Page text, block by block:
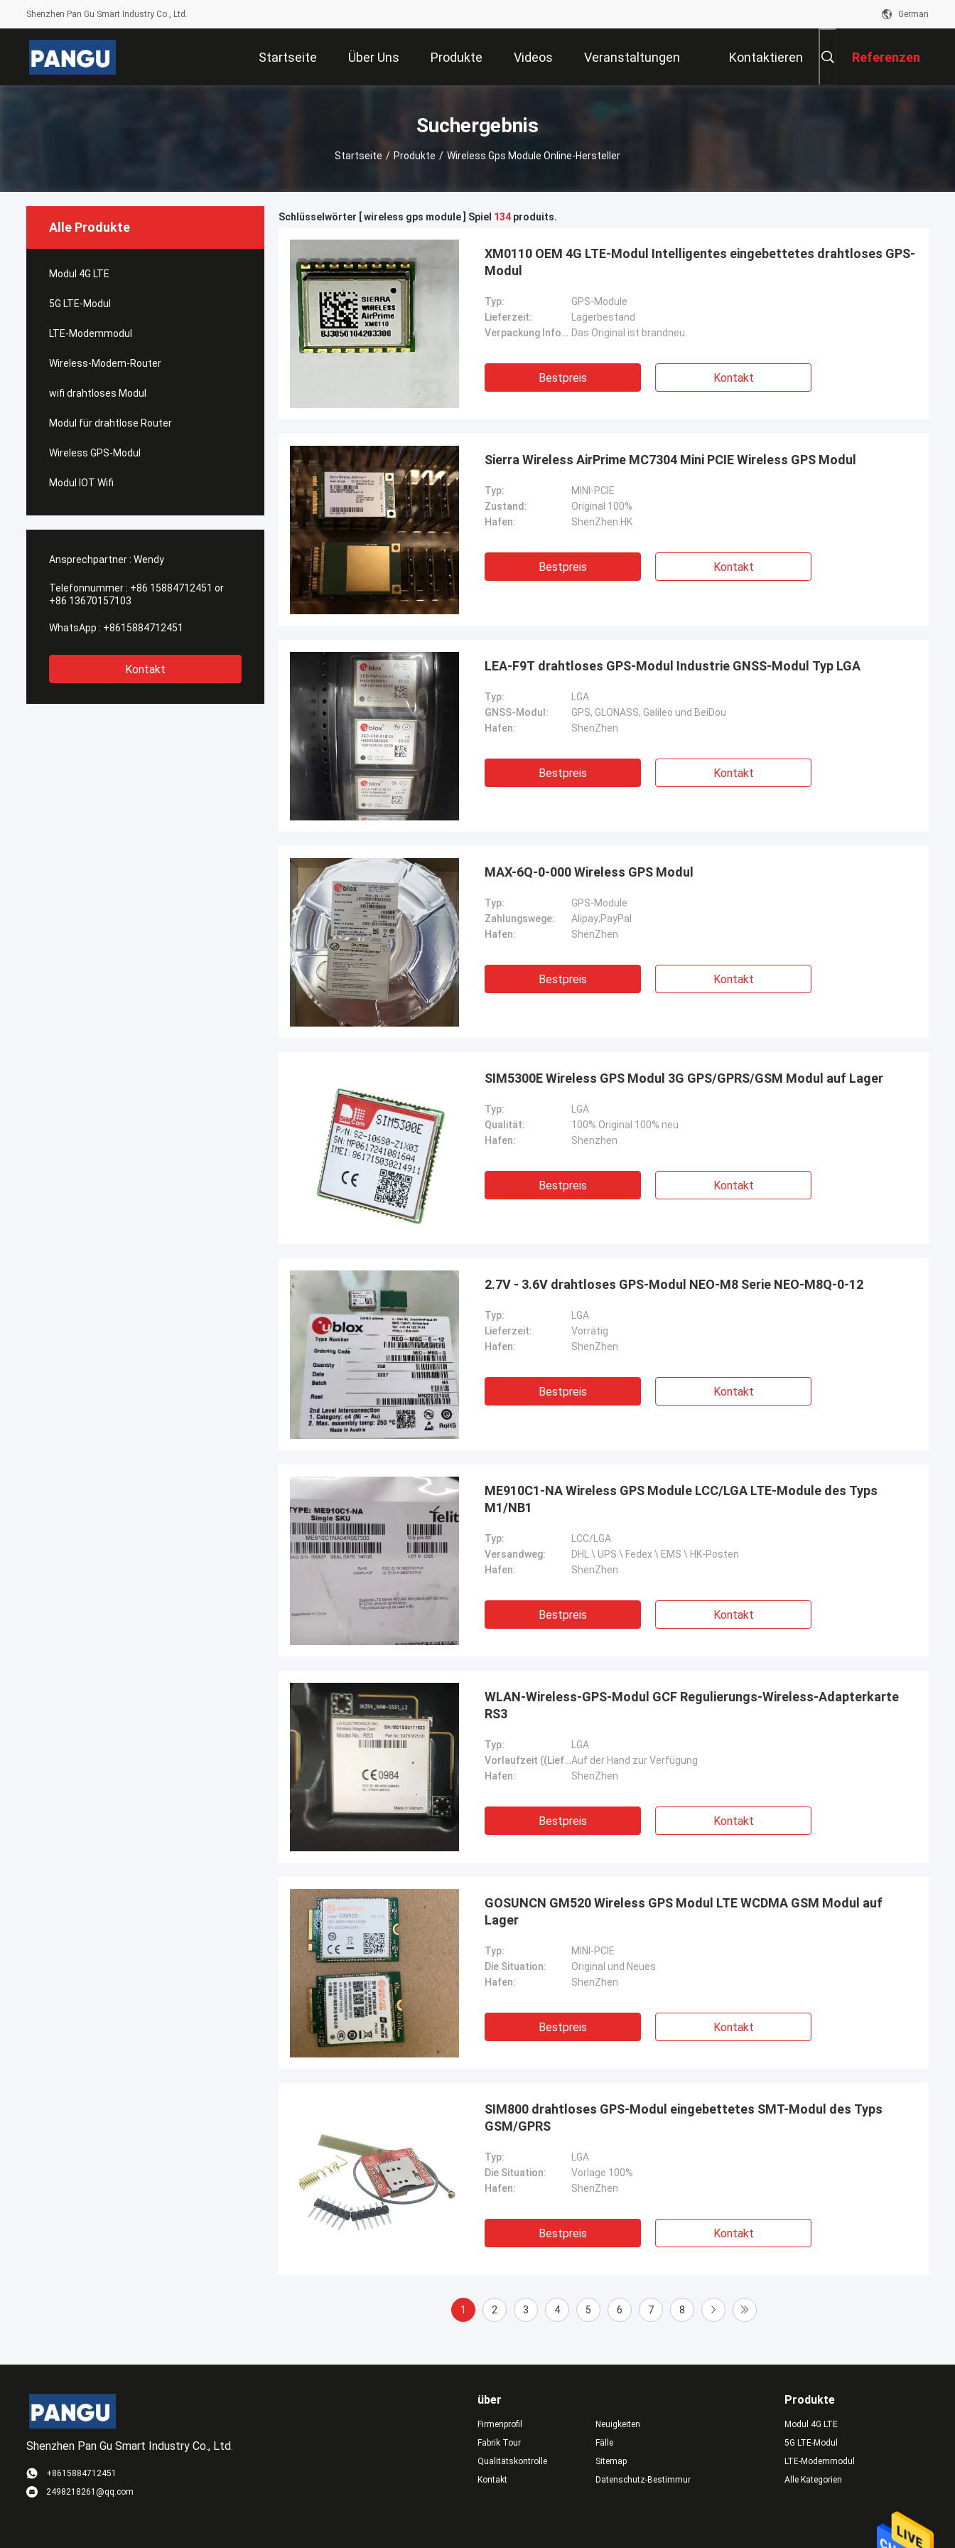
Shenzhen Pan Gu Smart Industry Co., Ltd. German
Startseite Über Uns Produkte Videos Veranstaltungen Kontaktieren Referenzen
Suchergebnis
Startseite / Produkte / Wireless Gps Module Online-Hersteller
Alle Produkte
Modul 4G LTE
5G LTE-Modul
LTE-Modemmodul
Wireless-Modem-Router
wifi drahtloses Modul
Modul für drahtlose Router
Wireless GPS-Modul
Modul IOT Wifi
Ansprechpartner : Wendy
Telefonnummer : +86 15884712451 or
+86 13670157103
WhatsApp : +8615884712451
Kontakt
Schlüsselwörter [ wireless gps module ] Spiel 134 produits.
XM0110 OEM 4G LTE-Modul Intelligentes eingebettetes drahtloses GPS-
Modul
Typ:
GPS-Module
Lieferzeit:
Lagerbestand
Verpackung Informationen: Das Original ist brandneu.
Bestpreis Kontakt
Sierra Wireless AirPrime MC7304 Mini PCIE Wireless GPS Modul
Typ:
MINI-PCIE
Zustand:
Original 100%
Hafen:
ShenZhen.HK
Bestpreis Kontakt
LEA-F9T drahtloses GPS-Modul Industrie GNSS-Modul Typ LGA
Typ:
LGA
GNSS-Modul:
GPS, GLONASS, Galileo und BeiDou
Hafen:
ShenZhen
Bestpreis Kontakt
MAX-6Q-0-000 Wireless GPS Modul
Typ:
GPS-Module
Zahlungswege:
Alipay;PayPal
Hafen:
ShenZhen
Bestpreis Kontakt
SIM5300E Wireless GPS Modul 3G GPS/GPRS/GSM Modul auf Lager
Typ:
LGA
Qualität:
100% Original 100% neu
Hafen:
Shenzhen
Bestpreis Kontakt
2.7V - 3.6V drahtloses GPS-Modul NEO-M8 Serie NEO-M8Q-0-12
Typ:
LGA
Lieferzeit:
Vorrätig
Hafen:
ShenZhen
Bestpreis Kontakt
ME910C1-NA Wireless GPS Module LCC/LGA LTE-Module des Typs
M1/NB1
Typ:
LCC/LGA
Versandweg:
DHL \ UPS \ Fedex \ EMS \ HK-Posten
Hafen:
ShenZhen
Bestpreis Kontakt
WLAN-Wireless-GPS-Modul GCF Regulierungs-Wireless-Adapterkarte
RS3
Typ:
LGA
Vorlaufzeit ((Lieferzeit)):Auf der Hand zur Verfügung
Hafen:
ShenZhen
Bestpreis Kontakt
GOSUNCN GM520 Wireless GPS Modul LTE WCDMA GSM Modul auf
Lager
Typ:
MINI-PCIE
Die Situation:
Original und Neues
Hafen:
ShenZhen
Bestpreis Kontakt
SIM800 drahtloses GPS-Modul eingebettetes SMT-Modul des Typs
GSM/GPRS
Typ:
LGA
Die Situation:
Vorlage 100%
Hafen:
ShenZhen
Bestpreis Kontakt
1 2 3 4 5 6 7 8
Shenzhen Pan Gu Smart Industry Co., Ltd.
+8615884712451
2498218261@qq.com
über
Firmenprofil
Fabrik Tour
Qualitätskontrolle
Kontakt
Neuigkeiten
Fälle
Sitemap
Datenschutz-Bestimmungen
Produkte
Modul 4G LTE
5G LTE-Modul
LTE-Modemmodul
Alle Kategorien